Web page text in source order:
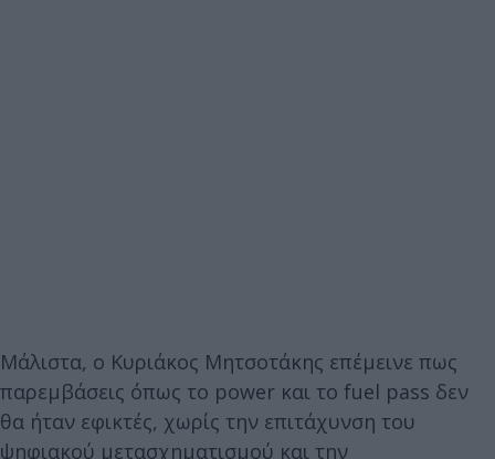
Μάλιστα, ο Κυριάκος Μητσοτάκης επέμεινε πως
παρεμβάσεις όπως το power και το fuel pass δεν
θα ήταν εφικτές, χωρίς την επιτάχυνση του
ψηφιακού μετασχηματισμού και την